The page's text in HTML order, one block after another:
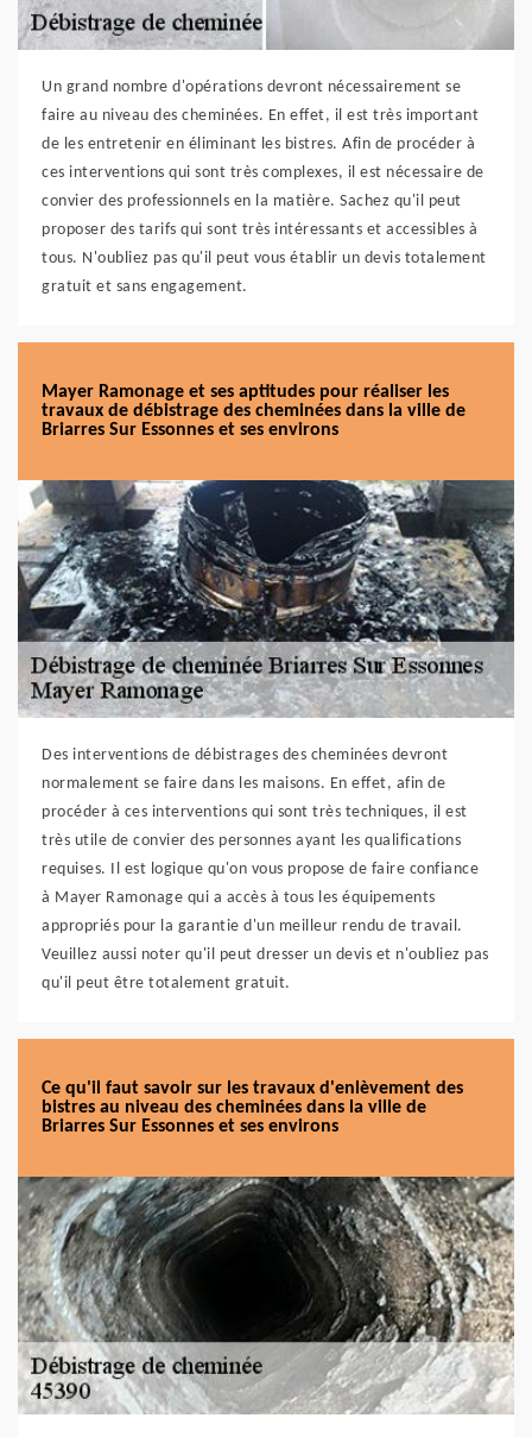
Un grand nombre d'opérations devront nécessairement se
faire au niveau des cheminées. En effet, il est très important
de les entretenir en éliminant les bistres. Afin de procéder à
ces interventions qui sont très complexes, il est nécessaire de
convier des professionnels en la matière. Sachez qu'il peut
proposer des tarifs qui sont très intéressants et accessibles à
tous. N'oubliez pas qu'il peut vous établir un devis totalement
gratuit et sans engagement.
Mayer Ramonage et ses aptitudes pour réaliser les
travaux de débistrage des cheminées dans la ville de
Briarres Sur Essonnes et ses environs
Des interventions de débistrages des cheminées devront
normalement se faire dans les maisons. En effet, afin de
procéder à ces interventions qui sont très techniques, il est
très utile de convier des personnes ayant les qualifications
requises. Il est logique qu'on vous propose de faire confiance
à Mayer Ramonage qui a accès à tous les équipements
appropriés pour la garantie d'un meilleur rendu de travail.
Veuillez aussi noter qu'il peut dresser un devis et n'oubliez pas
qu'il peut être totalement gratuit.
Ce qu'il faut savoir sur les travaux d'enlèvement des
bistres au niveau des cheminées dans la ville de
Briarres Sur Essonnes et ses environs